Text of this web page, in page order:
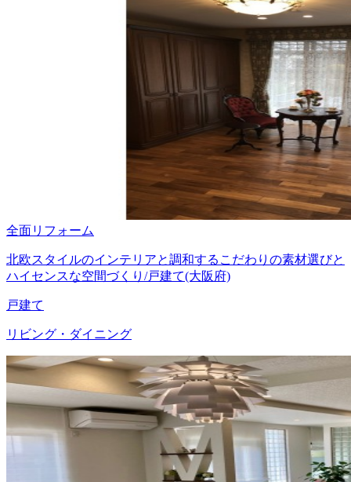
全面リフォーム
北欧スタイルのインテリアと調和するこだわりの素材選びと
ハイセンスな空間づくり/戸建て(大阪府)
戸建て
リビング・ダイニング